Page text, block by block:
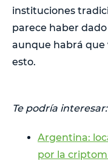
instituciones
parece haber
aunque habrá que
esto.
Te podría interesar:
Argentina:
por la